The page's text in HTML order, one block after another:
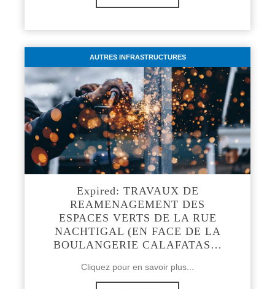
AUTRES INFRASTRUCTURES
Expired: TRAVAUX DE
REAMENAGEMENT DES
ESPACES VERTS DE LA RUE
NACHTIGAL (EN FACE DE LA
BOULANGERIE CALAFATAS…
Cliquez pour en savoir plus...